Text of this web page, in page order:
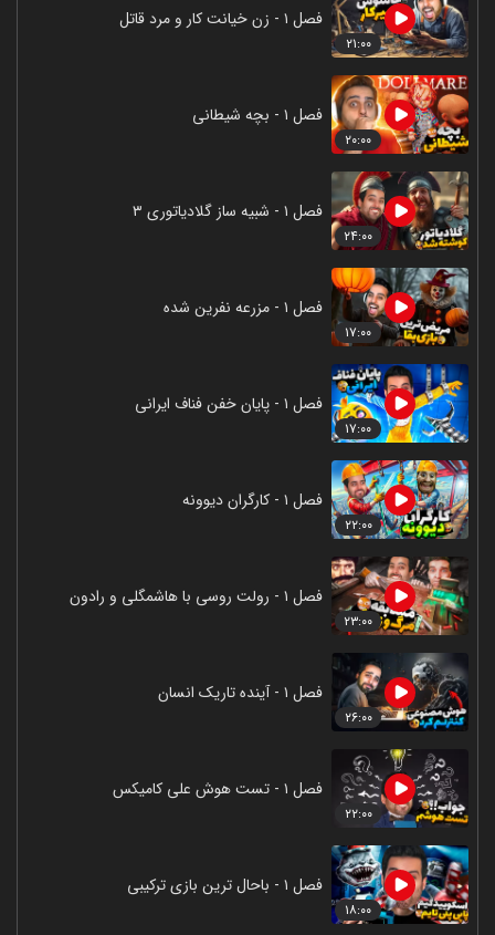
۲۱:۰۰
فصل ۱ - زن خیانت کار و مرد قاتل
۲۰:۰۰
فصل ۱ - بچه شیطانی
۲۴:۰۰
فصل ۱ - شبیه ساز گلادیاتوری ۳
۱۷:۰۰
فصل ۱ - مزرعه نفرین شده
۱۷:۰۰
فصل ۱ - پایان خفن فناف ایرانی
۲۲:۰۰
فصل ۱ - کارگران دیوونه
۲۳:۰۰
فصل ۱ - رولت روسی با هاشمگلی و رادون
۲۶:۰۰
فصل ۱ - آینده تاریک انسان
۲۲:۰۰
فصل ۱ - تست هوش علی کامیکس
۱۸:۰۰
فصل ۱ - باحال ترین بازی ترکیبی